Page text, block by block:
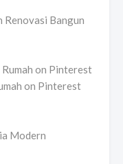
Bangun
on Pinterest